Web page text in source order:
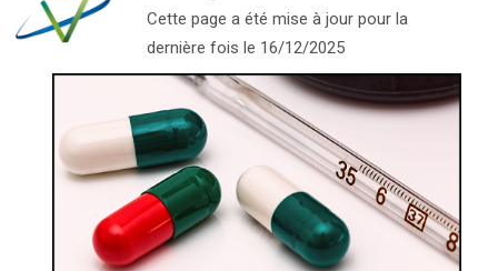
Cette page a été mise à jour pour la
dernière fois le 16/12/2025